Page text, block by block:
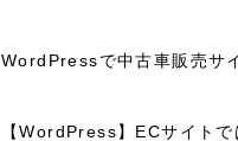
WordPressで中古車販売サ
【WordPress】ECサイト